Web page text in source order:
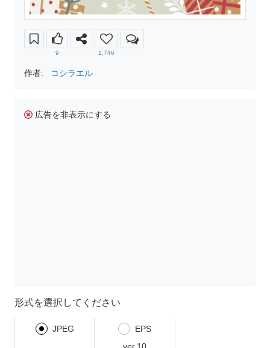
9 1,746
作者: コシラエル
広告を非表示にする
形式を選択してください
JPEG
EPS
ver.10